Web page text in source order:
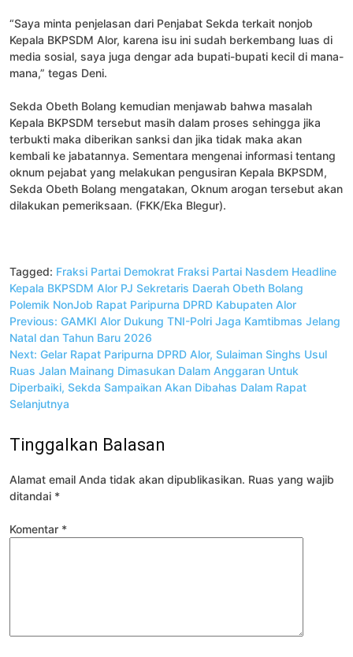
“Saya minta penjelasan dari Penjabat Sekda terkait nonjob
Kepala BKPSDM Alor, karena isu ini sudah berkembang luas di
media sosial, saya juga dengar ada bupati-bupati kecil di mana-
mana,” tegas Deni.
Sekda Obeth Bolang kemudian menjawab bahwa masalah
Kepala BKPSDM tersebut masih dalam proses sehingga jika
terbukti maka diberikan sanksi dan jika tidak maka akan
kembali ke jabatannya. Sementara mengenai informasi tentang
oknum pejabat yang melakukan pengusiran Kepala BKPSDM,
Sekda Obeth Bolang mengatakan, Oknum arogan tersebut akan
dilakukan pemeriksaan. (FKK/Eka Blegur).
Tagged: Fraksi Partai Demokrat Fraksi Partai Nasdem Headline
Kepala BKPSDM Alor PJ Sekretaris Daerah Obeth Bolang
Polemik NonJob Rapat Paripurna DPRD Kabupaten Alor
Navigasi
pos
Previous: GAMKI Alor Dukung TNI-Polri Jaga Kamtibmas Jelang
Natal dan Tahun Baru 2026
Next: Gelar Rapat Paripurna DPRD Alor, Sulaiman Singhs Usul
Ruas Jalan Mainang Dimasukan Dalam Anggaran Untuk
Diperbaiki, Sekda Sampaikan Akan Dibahas Dalam Rapat
Selanjutnya
Tinggalkan Balasan
Alamat email Anda tidak akan dipublikasikan. Ruas yang wajib
ditandai *
Komentar *